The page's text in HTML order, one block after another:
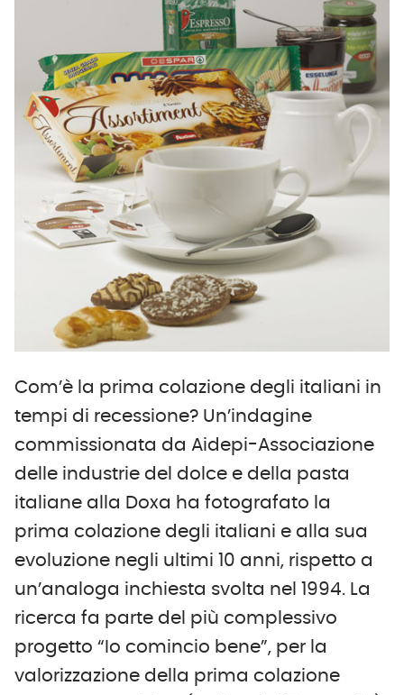
Com’è la prima colazione degli italiani in
tempi di recessione? Un’indagine
commissionata da Aidepi-Associazione
delle industrie del dolce e della pasta
italiane alla Doxa ha fotografato la
prima colazione degli italiani e alla sua
evoluzione negli ultimi 10 anni, rispetto a
un’analoga inchiesta svolta nel 1994. La
ricerca fa parte del più complessivo
progetto “Io comincio bene”, per la
valorizzazione della prima colazione